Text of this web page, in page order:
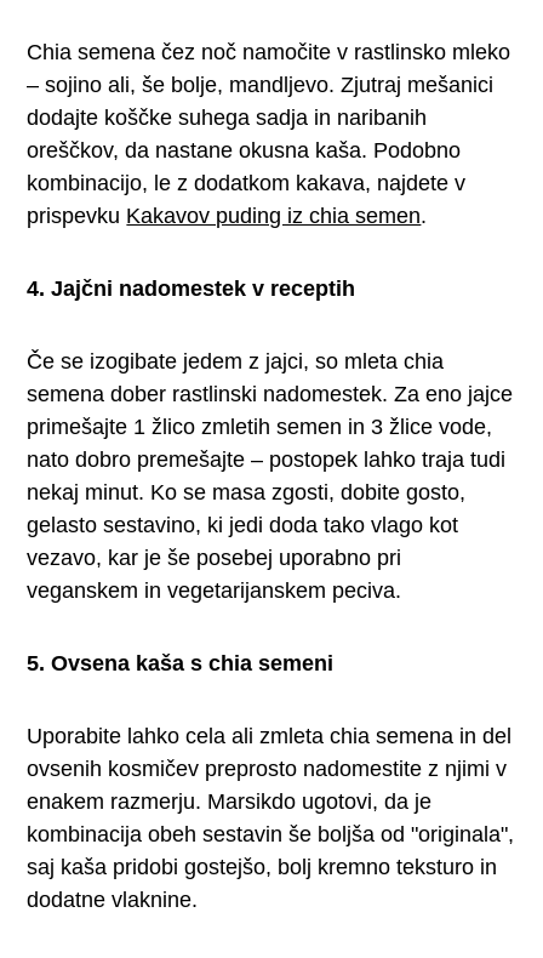
Chia semena čez noč namočite v rastlinsko mleko
– sojino ali, še bolje, mandljevo. Zjutraj mešanici
dodajte koščke suhega sadja in naribanih
oreščkov, da nastane okusna kaša. Podobno
kombinacijo, le z dodatkom kakava, najdete v
prispevku Kakavov puding iz chia semen.
4. Jajčni nadomestek v receptih
Če se izogibate jedem z jajci, so mleta chia
semena dober rastlinski nadomestek. Za eno jajce
primešajte 1 žlico zmletih semen in 3 žlice vode,
nato dobro premešajte – postopek lahko traja tudi
nekaj minut. Ko se masa zgosti, dobite gosto,
gelasto sestavino, ki jedi doda tako vlago kot
vezavo, kar je še posebej uporabno pri
veganskem in vegetarijanskem peciva.
5. Ovsena kaša s chia semeni
Uporabite lahko cela ali zmleta chia semena in del
ovsenih kosmičev preprosto nadomestite z njimi v
enakem razmerju. Marsikdo ugotovi, da je
kombinacija obeh sestavin še boljša od "originala",
saj kaša pridobi gostejšo, bolj kremno teksturo in
dodatne vlaknine.